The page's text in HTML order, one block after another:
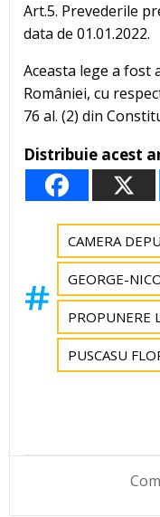
Art.5. Prevederile
data de 01.01.2022.
Aceasta lege a fost
României, cu
76 al. (2) din
Distribuie acest
CAMERA
GEORGE-
PROPUNERE
PUSCASU